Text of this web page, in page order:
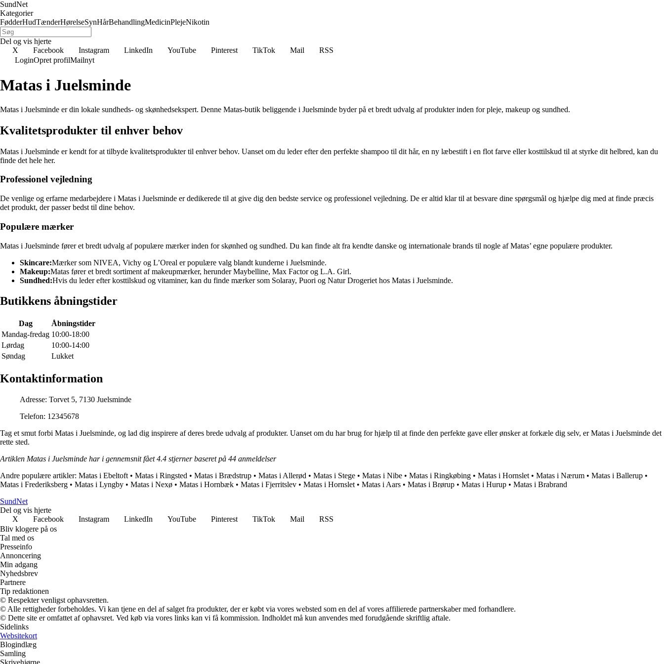
SundNet
Kategorier
FødderHudTænderHørelseSynHårBehandlingMedicinPlejeNikotin
Del og vis hjerte
X
Facebook Instagram LinkedIn YouTube Pinterest TikTok Mail
RSS
LoginOpret profilMailnyt
Matas i Juelsminde
Matas i Juelsminde er din lokale sundheds- og skønhedsekspert. Denne Matas-butik beliggende i Juelsminde byder på et bredt udvalg af produkter inden for pleje, makeup og sundhed.
Kvalitetsprodukter til enhver behov
Matas i Juelsminde er kendt for at tilbyde kvalitetsprodukter til enhver behov. Uanset om du leder efter den perfekte shampoo til dit hår, en ny læbestift i en flot farve eller kosttilskud til at styrke dit helbred, kan du
finde det hele her.
Professionel vejledning
De venlige og erfarne medarbejdere i Matas i Juelsminde er dedikerede til at give dig den bedste service og professionel vejledning. De er altid klar til at besvare dine spørgsmål og hjælpe dig med at finde præcis
det produkt, der passer bedst til dine behov.
Populære mærker
Matas i Juelsminde fører et bredt udvalg af populære mærker inden for skønhed og sundhed. Du kan finde alt fra kendte danske og internationale brands til nogle af Matas’ egne populære produkter.
Skincare:Mærker som NIVEA, Vichy og L’Oreal er populære valg blandt kunderne i Juelsminde.
Makeup:Matas fører et bredt sortiment af makeupmærker, herunder Maybelline, Max Factor og L.A. Girl.
Sundhed:Hvis du leder efter kosttilskud og vitaminer, kan du finde mærker som Solaray, Puori og Natur Drogeriet hos Matas i Juelsminde.
Butikkens åbningstider
Dag
Åbningstider
Mandag-fredag 10:00-18:00
Lørdag
10:00-14:00
Søndag
Lukket
Kontaktinformation
Adresse: Torvet 5, 7130 Juelsminde
Telefon: 12345678
Tag et smut forbi Matas i Juelsminde, og lad dig inspirere af deres brede udvalg af produkter. Uanset om du har brug for hjælp til at finde den perfekte gave eller ønsker at forkæle dig selv, er Matas i Juelsminde det
rette sted.
Artiklen Matas i Juelsminde har i gennemsnit fået4.4 stjerner baseret på 44 anmeldelser
Andre populære artikler: Matas i Ebeltoft • Matas i Ringsted • Matas i Brædstrup • Matas i Allerød • Matas i Stege • Matas i Nibe • Matas i Ringkøbing • Matas i Hornslet • Matas i Nærum • Matas i Ballerup •
Matas i Frederiksberg • Matas i Lyngby • Matas i Nexø • Matas i Hornbæk • Matas i Fjerritslev • Matas i Hornslet • Matas i Aars • Matas i Brørup • Matas i Hurup • Matas i Brabrand
SundNet
Del og vis hjerte
X
Facebook Instagram LinkedIn YouTube Pinterest TikTok Mail
RSS
Bliv klogere på os
Tal med os
Presseinfo
Annoncering
Min adgang
Nyhedsbrev
Partnere
Tip redaktionen
© Respekter venligst ophavsretten.
© Alle rettigheder forbeholdes. Vi kan tjene en del af salget fra produkter, der er købt via vores websted som en del af vores affilierede partnerskaber med forhandlere.
© Dette site er omfattet af ophavsret. Ved køb via vores links kan vi få kommission. Indholdet må kun anvendes med forudgående skriftlig aftale.
Sidelinks
Websitekort
Blogindlæg
Samling